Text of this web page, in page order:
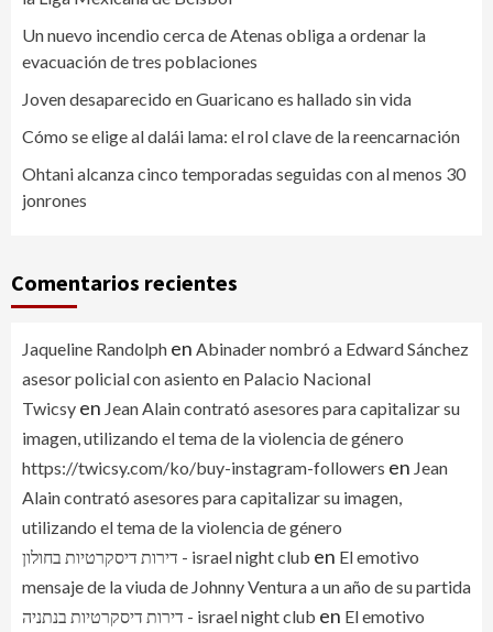
Un nuevo incendio cerca de Atenas obliga a ordenar la
evacuación de tres poblaciones
Joven desaparecido en Guaricano es hallado sin vida
Cómo se elige al dalái lama: el rol clave de la reencarnación
Ohtani alcanza cinco temporadas seguidas con al menos 30
jonrones
Comentarios recientes
Jaqueline Randolph en Abinader nombró a Edward Sánchez
asesor policial con asiento en Palacio Nacional
Twicsy en Jean Alain contrató asesores para capitalizar su
imagen, utilizando el tema de la violencia de género
https://twicsy.com/ko/buy-instagram-followers en Jean
Alain contrató asesores para capitalizar su imagen,
utilizando el tema de la violencia de género
דירות דיסקרטיות בחולון - israel night club en El emotivo
mensaje de la viuda de Johnny Ventura a un año de su partida
דירות דיסקרטיות בנתניה - israel night club en El emotivo